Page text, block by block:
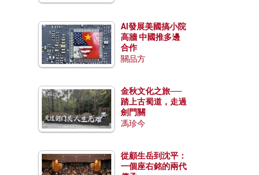
AI發展美國搞小院
高牆 中國推多邊
合作
關品方
金秋文化之旅──
踏上古蜀道，走過
劍門關
馮珍今
從顧生岳到沈平：
一個座右銘的兩代